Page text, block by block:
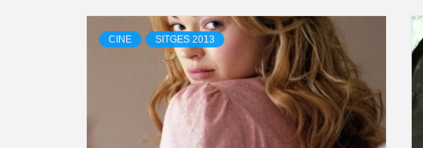
CINE SITGES 2013